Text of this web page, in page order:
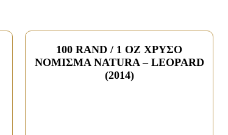
100 RAND / 1 OZ ΧΡΥΣΟ
ΝΟΜΙΣΜΑ NATURA – LEOPARD
(2014)